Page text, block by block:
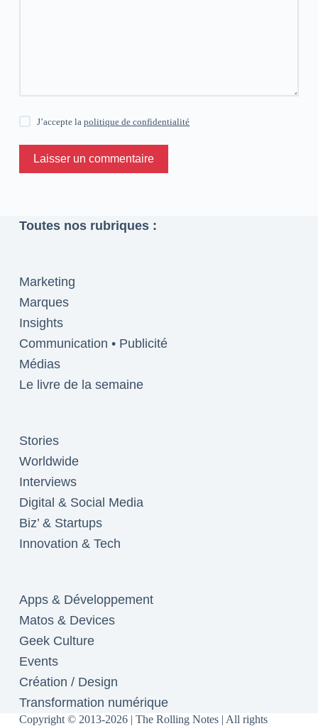
J’accepte lapolitique de confidentialité
Laisser un commentaire
Toutes nos rubriques :
Marketing
Marques
Insights
Communication • Publicité
Médias
Le livre de la semaine
Stories
Worldwide
Interviews
Digital & Social Media
Biz’ & Startups
Innovation & Tech
Apps & Développement
Matos & Devices
Geek Culture
Events
Création / Design
Transformation numérique
Copyright © 2013-2026 | The Rolling Notes | All rights